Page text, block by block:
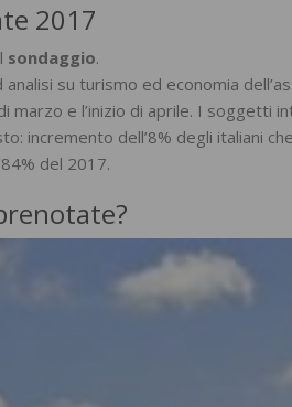
2017
sondaggio.
su turismo ed economia
marzo e l’inizio di aprile. I soggetti
incremento dell’8% degli italiani
del 2017.